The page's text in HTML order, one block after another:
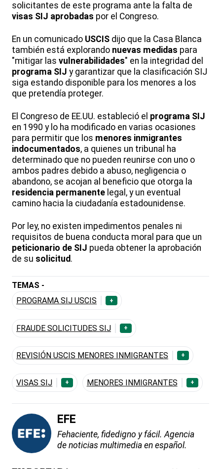
solicitantes de este programa ante la falta de
visas SIJ aprobadas por el Congreso.
En un comunicado USCIS dijo que la Casa Blanca
también está explorando nuevas medidas para
"mitigar las vulnerabilidades" en la integridad del
programa SIJ y garantizar que la clasificación SIJ
siga estando disponible para los menores a los
que pretendía proteger.
El Congreso de EE.UU. estableció el programa SIJ
en 1990 y lo ha modificado en varias ocasiones
para permitir que los menores inmigrantes
indocumentados, a quienes un tribunal ha
determinado que no pueden reunirse con uno o
ambos padres debido a abuso, negligencia o
abandono, se acojan al beneficio que otorga la
residencia permanente legal, y un eventual
camino hacia la ciudadanía estadounidense.
Por ley, no existen impedimentos penales ni
requisitos de buena conducta moral para que un
peticionario de SIJ pueda obtener la aprobación
de su solicitud.
TEMAS -
PROGRAMA SIJ USCIS
+
FRAUDE SOLICITUDES SIJ +
REVISIÓN USCIS MENORES INMIGRANTES +
VISAS SIJ + MENORES INMIGRANTES +
EFE
Fehaciente, fidedigno y fácil. Agencia
de noticias multimedia en español.